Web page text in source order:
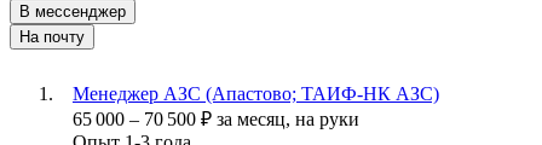
В мессенджер
На почту
Менеджер АЗС (Апастово; ТАИФ-НК АЗС)
65 000 – 70 500 ₽ за месяц, на руки